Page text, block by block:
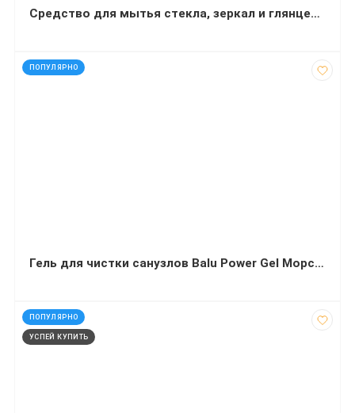
Средство для мытья стекла, зеркал и глянцевых поверхностей Balu Glass 5 л
ПОПУЛЯРНО
код: 32449
Гель для чистки санузлов Balu Power Gel Морской бриз 1л
ПОПУЛЯРНО
УСПЕЙ КУПИТЬ
код: 12212